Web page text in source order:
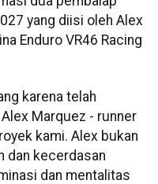
yang diisi oleh Alex
Enduro VR46 Racing
karena telah
Marquez - runner
kami. Alex bukan
dan kecerdasan
dan mentalitas